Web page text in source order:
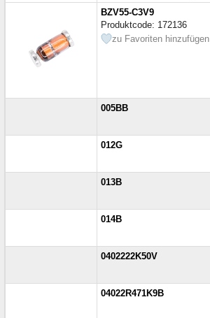
BZV55-C3V9
Produktcode: 172136
zu Favoriten hinzufügen
005BB
012G
013B
014B
0402222K50V
04022R471K9B